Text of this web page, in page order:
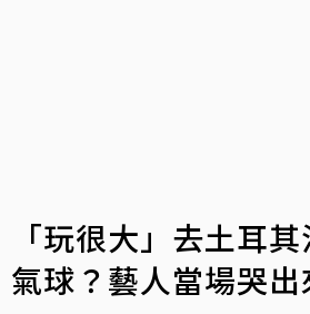
「玩很大」去土耳
氣球？藝人當場哭出